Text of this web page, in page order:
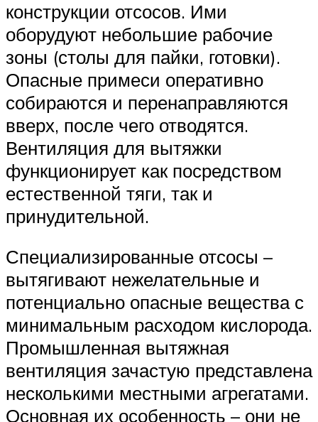
конструкции отсосов. Ими
оборудуют небольшие рабочие
зоны (столы для пайки, готовки).
Опасные примеси оперативно
собираются и перенаправляются
вверх, после чего отводятся.
Вентиляция для вытяжки
функционирует как посредством
естественной тяги, так и
принудительной.
Специализированные отсосы –
вытягивают нежелательные и
потенциально опасные вещества с
минимальным расходом кислорода.
Промышленная вытяжная
вентиляция зачастую представлена
несколькими местными агрегатами.
Основная их особенность – они не